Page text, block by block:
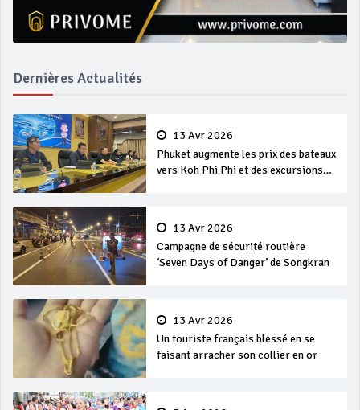
Dernières Actualités
13 Avr 2026
Phuket augmente les prix des bateaux
vers Koh Phi Phi et des excursions
13 Avr 2026
Campagne de sécurité routière
‘Seven Days of Danger’ de Songkran
13 Avr 2026
Un touriste français blessé en se
faisant arracher son collier en or